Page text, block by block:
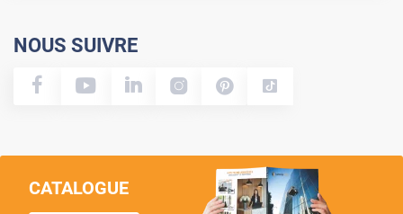
NOUS SUIVRE
CATALOGUE